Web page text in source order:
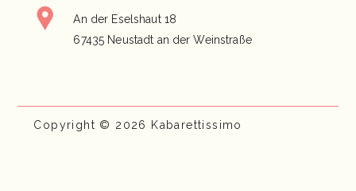
An der Eselshaut 18
67435 Neustadt an der Weinstraße
Copyright © 2026 Kabarettissimo